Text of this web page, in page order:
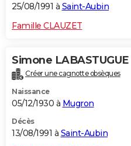
25/08/1991 à Saint-Aubin
Famille CLAUZET
Simone LABASTUGUE
Créer une cagnotte obsèques
Naissance
05/12/1930 à Mugron
Décès
13/08/1991 à Saint-Aubin